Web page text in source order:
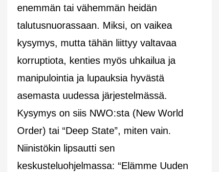
enemmän tai vähemmän heidän
talutusnuorassaan. Miksi, on vaikea
kysymys, mutta tähän liittyy valtavaa
korruptiota, kenties myös uhkailua ja
manipulointia ja lupauksia hyvästä
asemasta uudessa järjestelmässä.
Kysymys on siis NWO:sta (New World
Order) tai “Deep State”, miten vain.
Niinistökin lipsautti sen
keskusteluohjelmassa: “Elämme Uuden